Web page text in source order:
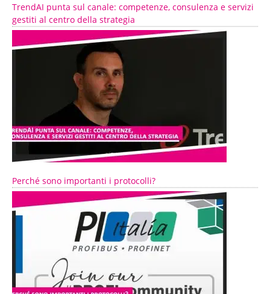
TrendAI punta sul canale: competenze, consulenza e servizi
gestiti al centro della strategia
Perché sono importanti i protocolli?